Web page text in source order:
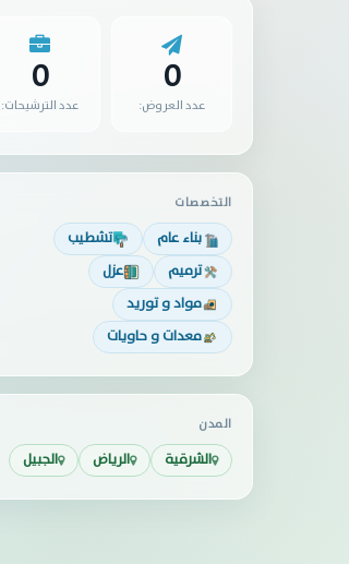
0
عدد العروض:
0
عدد الترشيحات:
التخصصات
بناء عام
تشطيب
ترميم
عزل
مواد و توريد
معدات و حاويات
المدن
الشرقية الرياض الجبيل